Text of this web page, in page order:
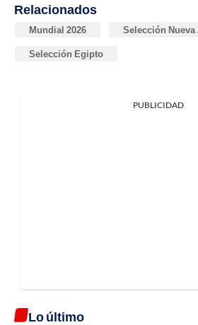
Relacionados
Mundial 2026 Selección Nueva
Selección Egipto
PUBLICIDAD
Lo último